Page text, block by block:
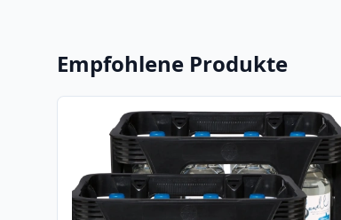
Empfohlene Produkte